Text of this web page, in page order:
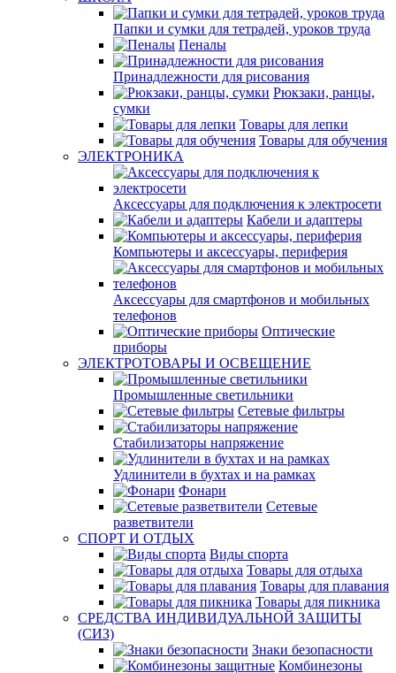
Папки и сумки для тетрадей, уроков труда
Пеналы
Принадлежности для рисования
Рюкзаки, ранцы,
сумки
Товары для лепки
Товары для обучения
ЭЛЕКТРОНИКА
Аксессуары для подключения к электросети
Кабели и адаптеры
Компьютеры и аксессуары, периферия
Аксессуары для смартфонов и мобильных
телефонов
Оптические
приборы
ЭЛЕКТРОТОВАРЫ И ОСВЕЩЕНИЕ
Промышленные светильники
Сетевые фильтры
Стабилизаторы напряжение
Удлинители в бухтах и на рамках
Фонари
Сетевые
разветвители
СПОРТ И ОТДЫХ
Виды спорта
Товары для отдыха
Товары для плавания
Товары для пикника
СРЕДСТВА ИНДИВИДУАЛЬНОЙ ЗАЩИТЫ
(СИЗ)
Знаки безопасности
Комбинезоны